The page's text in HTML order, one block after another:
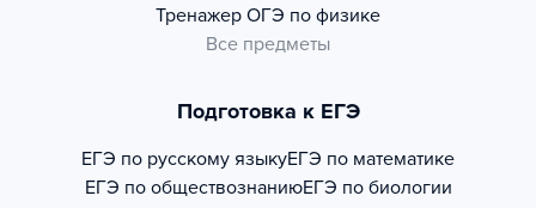
Тренажер ОГЭ по физике
Все предметы
Подготовка к ЕГЭ
ЕГЭ по русскому языкуЕГЭ по математике
ЕГЭ по обществознаниюЕГЭ по биологии